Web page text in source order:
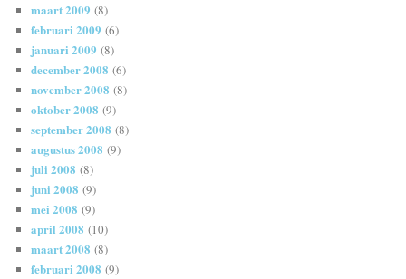
maart 2009 (8)
februari 2009 (6)
januari 2009 (8)
december 2008 (6)
november 2008 (8)
oktober 2008 (9)
september 2008 (8)
augustus 2008 (9)
juli 2008 (8)
juni 2008 (9)
mei 2008 (9)
april 2008 (10)
maart 2008 (8)
februari 2008 (9)